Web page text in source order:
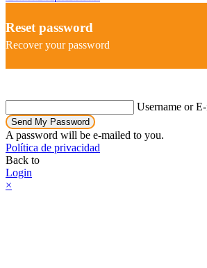
Reset password
Recover your password
Username or
Send My Password
A password will be e-mailed to you.
Política de privacidad
Back to
Login
×